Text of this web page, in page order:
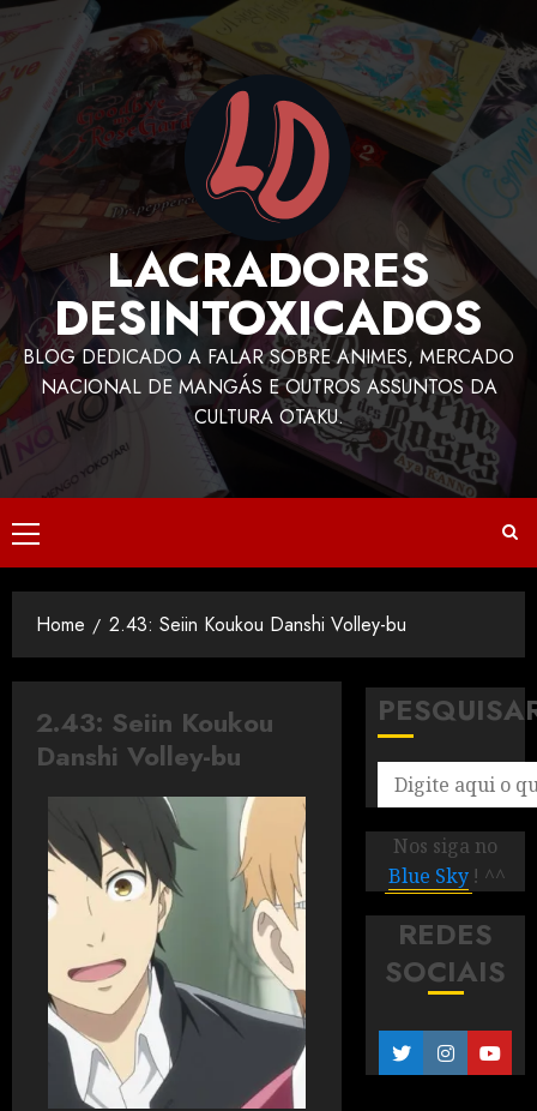
LACRADORES
DESINTOXICADOS
BLOG DEDICADO A FALAR SOBRE ANIMES, MERCADO
NACIONAL DE MANGÁS E OUTROS ASSUNTOS DA
CULTURA OTAKU.
Home 2.43: Seiin Koukou Danshi Volley-bu
2.43: Seiin Koukou
Danshi Volley-bu
Nos siga no
Blue Sky ! ^^
REDES
SOCIAIS